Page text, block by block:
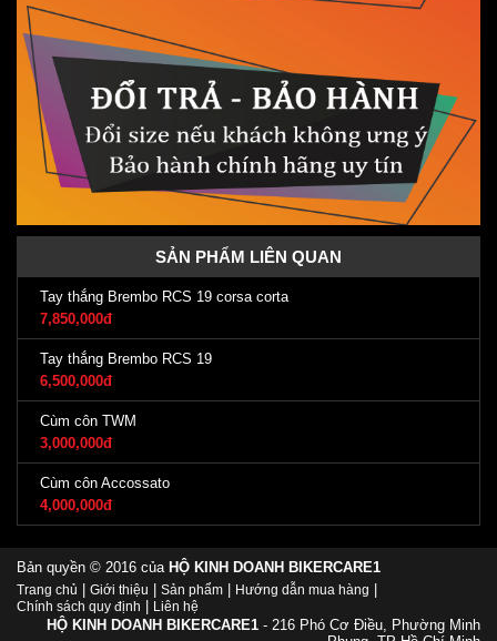
SẢN PHẨM LIÊN QUAN
Tay thắng Brembo RCS 19 corsa corta
7,850,000đ
Tay thắng Brembo RCS 19
6,500,000đ
Cùm côn TWM
3,000,000đ
Cùm côn Accossato
4,000,000đ
Bản quyền © 2016 của HỘ KINH DOANH BIKERCARE1
Trang chủ | Giới thiệu | Sản phẩm | Hướng dẫn mua hàng |
Chính sách quy định | Liên hệ
HỘ KINH DOANH BIKERCARE1 - 216 Phó Cơ Điều, Phường Minh